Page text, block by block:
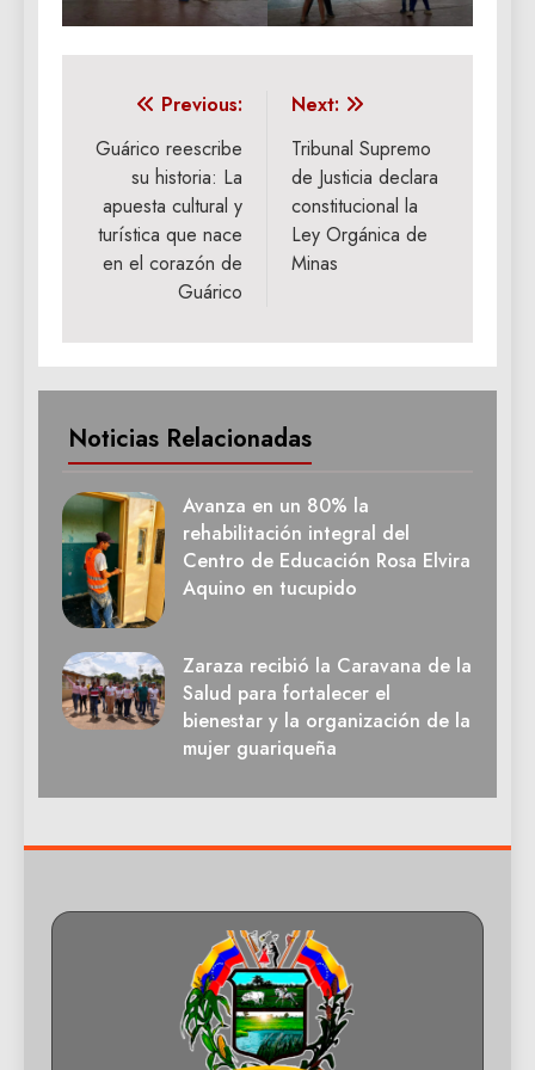
Navegación
de
entradas
Previous:
Guárico reescribe
su historia: La
apuesta cultural y
turística que nace
en el corazón de
Guárico
Next:
Tribunal Supremo
de Justicia declara
constitucional la
Ley Orgánica de
Minas
Noticias Relacionadas
Avanza en un 80% la
rehabilitación integral del
Centro de Educación Rosa Elvira
Aquino en tucupido
Zaraza recibió la Caravana de la
Salud para fortalecer el
bienestar y la organización de la
mujer guariqueña